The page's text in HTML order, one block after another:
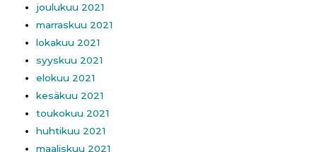
joulukuu 2021
marraskuu 2021
lokakuu 2021
syyskuu 2021
elokuu 2021
kesäkuu 2021
toukokuu 2021
huhtikuu 2021
maaliskuu 2021